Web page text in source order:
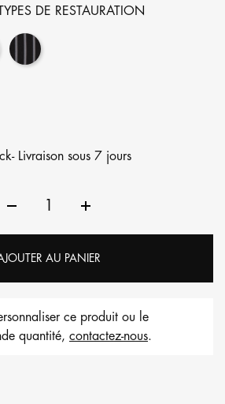
DE RESTAURATION
bordeaux
Rayure grise
Livraison sous 7 jours
AU PANIER
ce produit ou le
quantité, contactez-nous.